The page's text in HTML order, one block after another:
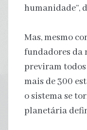
humanidade”,
Mas, mesmo
fundadores da
previram todos
mais de 300
o sistema se
planetária